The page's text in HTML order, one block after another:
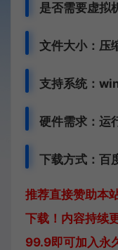
是否需要虚拟
文件大小：压
支持系统：
硬件需求：运
下载方式： 百
推荐直接赞助本
下载！内容持续
99.9即可加入永